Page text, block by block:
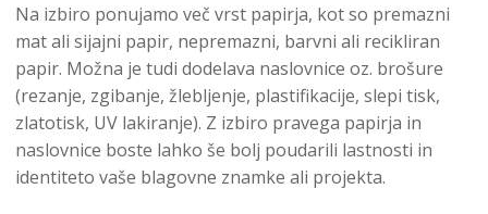
Na izbiro ponujamo več vrst papirja, kot so premazni
mat ali sijajni papir, nepremazni, barvni ali recikliran
papir. Možna je tudi dodelava naslovnice oz. brošure
(rezanje, zgibanje, žlebljenje, plastifikacije, slepi tisk,
zlatotisk, UV lakiranje). Z izbiro pravega papirja in
naslovnice boste lahko še bolj poudarili lastnosti in
identiteto vaše blagovne znamke ali projekta.